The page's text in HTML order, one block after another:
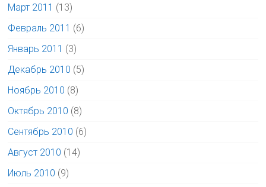
Март 2011 (13)
Февраль 2011 (6)
Январь 2011 (3)
Декабрь 2010 (5)
Ноябрь 2010 (8)
Октябрь 2010 (8)
Сентябрь 2010 (6)
Август 2010 (14)
Июль 2010 (9)